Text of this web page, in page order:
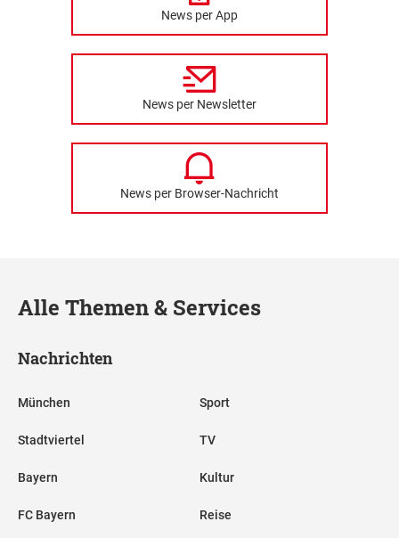
News per App
News per Newsletter
News per Browser-Nachricht
Alle Themen & Services
Nachrichten
München
Stadtviertel
Bayern
FC Bayern
Sport
TV
Kultur
Reise